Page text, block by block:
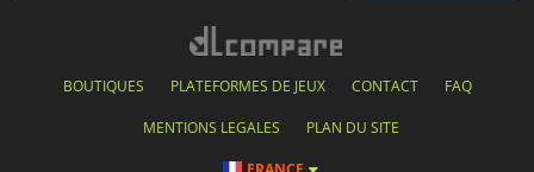
BOUTIQUES PLATEFORMES DE JEUX CONTACT FAQ
MENTIONS LEGALES PLAN DU SITE